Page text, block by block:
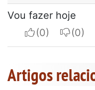
Vou fazer hoje
I apreciate
I do
Artigos